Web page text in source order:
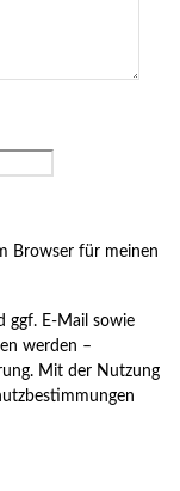
Browser für meinen
ggf. E-Mail sowie
werden –
Mit der Nutzung